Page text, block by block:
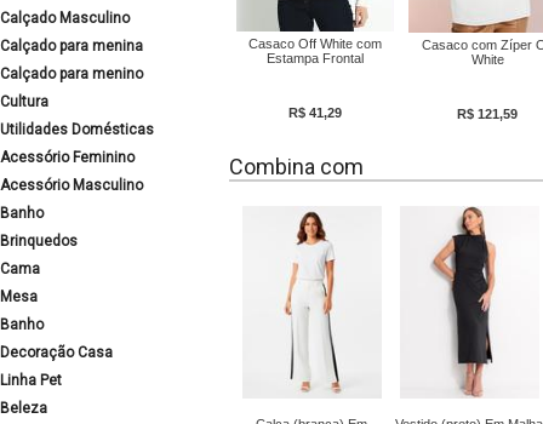
Calçado Masculino
Calçado para menina
Calçado para menino
Cultura
Utilidades Domésticas
Acessório Feminino
Acessório Masculino
Banho
Brinquedos
Cama
Mesa
Banho
Decoração Casa
Linha Pet
Beleza
Casaco Off White com
Estampa Frontal
R$ 41,29
Casaco com Zíper
White
R$ 121,59
Combina com